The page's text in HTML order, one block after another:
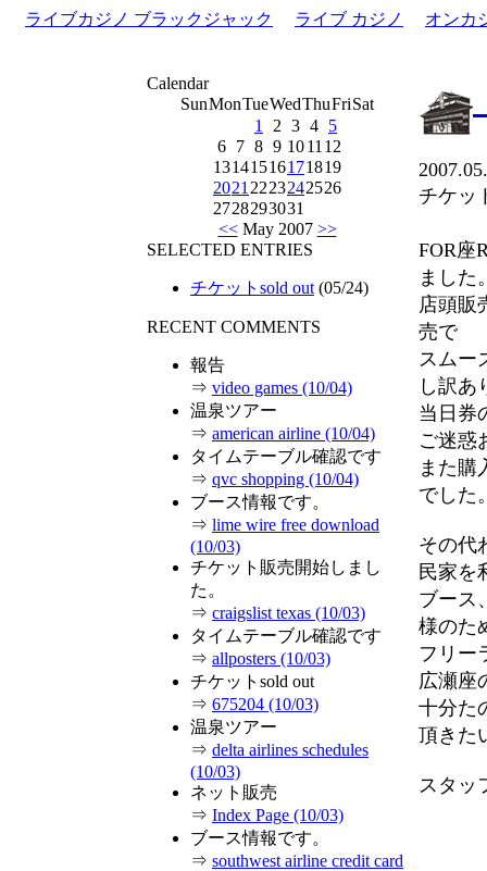
ライブカジノ ブラックジャック ライブ カジノ オンカ
Calendar
SunMonTueWedThuFriSat
1
2 3 4 5
6 7 8 9 1011 12
13141516171819
2021 2223242526
2728293031
<<May 2007 >>
SELECTED ENTRIES
チケットsold out (05/24)
RECENT COMMENTS
報告
⇒ video games (10/04)
温泉ツアー
⇒ american airline (10/04)
タイムテーブル確認です
⇒ qvc shopping (10/04)
ブース情報です。
⇒ lime wire free download
(10/03)
チケット販売開始しまし
た。
⇒ craigslist texas (10/03)
タイムテーブル確認です
⇒ allposters (10/03)
チケットsold out
⇒ 675204 (10/03)
温泉ツアー
⇒ delta airlines schedules
(10/03)
ネット販売
⇒ Index Page (10/03)
ブース情報です。
⇒ southwest airline credit card
チケッ
FOR座
ました
店頭販
売で
スムー
し訳あ
当日券
ご迷惑
また購
でした
その代
民家を
ブース
様のた
フリー
広瀬座
十分た
頂きた
スタッ